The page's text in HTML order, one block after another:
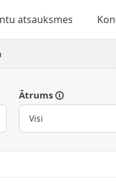
atsauksmes
Ātrums